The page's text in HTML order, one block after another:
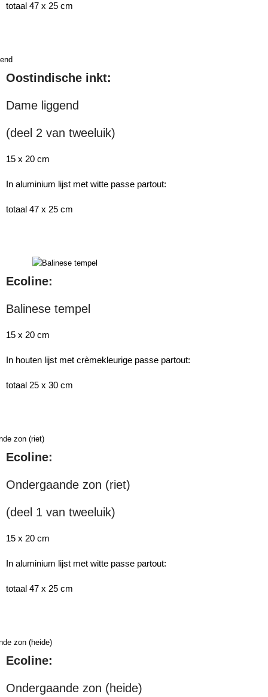
totaal 47 x 25 cm
Oostindische inkt:
Dame liggend
(deel 2 van tweeluik)
15 x 20 cm
In aluminium lijst met witte passe partout:
totaal 47 x 25 cm
Ecoline:
Balinese tempel
15 x 20 cm
In houten lijst met crèmekleurige passe partout:
totaal 25 x 30 cm
Ecoline:
Ondergaande zon (riet)
(deel 1 van tweeluik)
15 x 20 cm
In aluminium lijst met witte passe partout:
totaal 47 x 25 cm
Ecoline:
Ondergaande zon (heide)